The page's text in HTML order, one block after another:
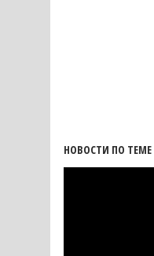
НОВОСТИ ПО ТЕМЕ